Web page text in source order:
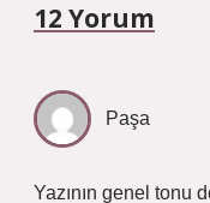
12 Yorum
Paşa
Yazının genel tonu